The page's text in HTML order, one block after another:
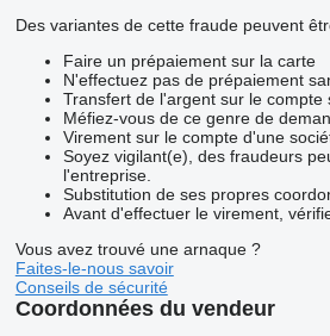
Des variantes de cette fraude peuvent
Faire un prépaiement sur la carte
N'effectuez pas de prépaiement
Transfert de l'argent sur le compte
Méfiez-vous de ce genre de
Virement sur le compte d'une
Soyez vigilant(e), des fraudeurs
l'entreprise.
Substitution de ses propres
Avant d'effectuer le virement,
Vous avez trouvé une arnaque ?
Faites-le-nous savoir
Conseils de sécurité
Coordonnées du vendeur